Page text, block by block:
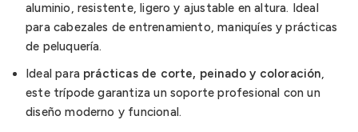
aluminio, resistente, ligero y ajustable en altura. Ideal
para cabezales de entrenamiento, maniquíes y prácticas
de peluquería.
Ideal para prácticas de corte, peinado y coloración,
este trípode garantiza un soporte profesional con un
diseño moderno y funcional.